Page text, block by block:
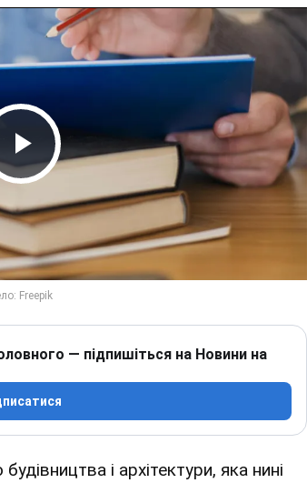
Video
— підпишіться на Новини на
і архітектури, яка нині